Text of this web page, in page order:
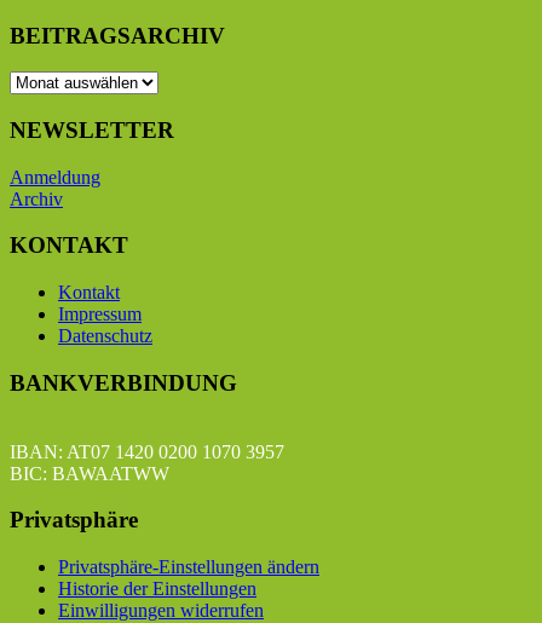
BEITRAGSARCHIV
BEITRAGSARCHIV
NEWSLETTER
Anmeldung
Archiv
KONTAKT
Kontakt
Impressum
Datenschutz
BANKVERBINDUNG
IBAN: AT07 1420 0200 1070 3957
BIC: BAWAATWW
Privatsphäre
Privatsphäre-Einstellungen ändern
Historie der Einstellungen
Einwilligungen widerrufen